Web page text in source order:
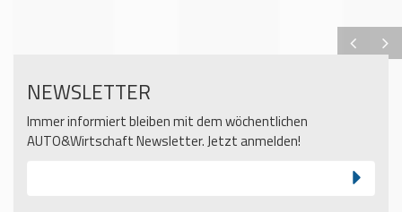
NEWSLETTER
Immer informiert bleiben mit dem wöchentlichen
AUTO&Wirtschaft Newsletter. Jetzt anmelden!